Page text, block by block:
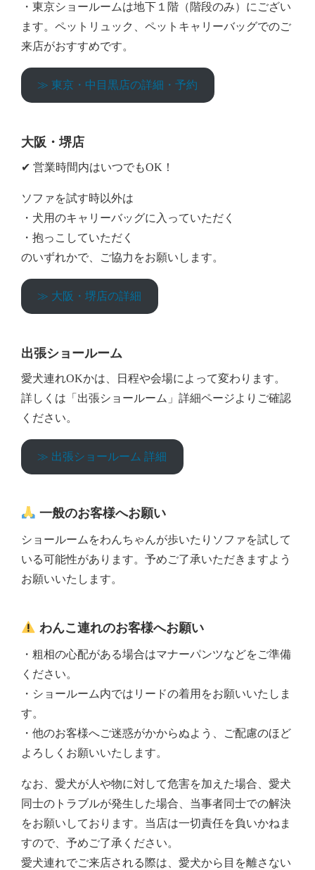
・東京ショールームは地下１階（階段のみ）にござい
ます。ペットリュック、ペットキャリーバッグでのご
来店がおすすめです。
≫ 東京・中目黒店の詳細・予約
大阪・堺店
✔︎ 営業時間内はいつでもOK！
ソファを試す時以外は
・犬用のキャリーバッグに入っていただく
・抱っこしていただく
のいずれかで、ご協力をお願いします。
≫ 大阪・堺店の詳細
出張ショールーム
愛犬連れOKかは、日程や会場によって変わります。
詳しくは「出張ショールーム」詳細ページよりご確認
ください。
≫ 出張ショールーム 詳細
一般のお客様へお願い
ショールームをわんちゃんが歩いたりソファを試して
いる可能性があります。予めご了承いただきますよう
お願いいたします。
わんこ連れのお客様へお願い
・粗相の心配がある場合はマナーパンツなどをご準備
ください。
・ショールーム内ではリードの着用をお願いいたしま
す。
・他のお客様へご迷惑がかからぬよう、ご配慮のほど
よろしくお願いいたします。
なお、愛犬が人や物に対して危害を加えた場合、愛犬
同士のトラブルが発生した場合、当事者同士での解決
をお願いしております。当店は一切責任を負いかねま
すので、予めご了承ください。
愛犬連れでご来店される際は、愛犬から目を離さない